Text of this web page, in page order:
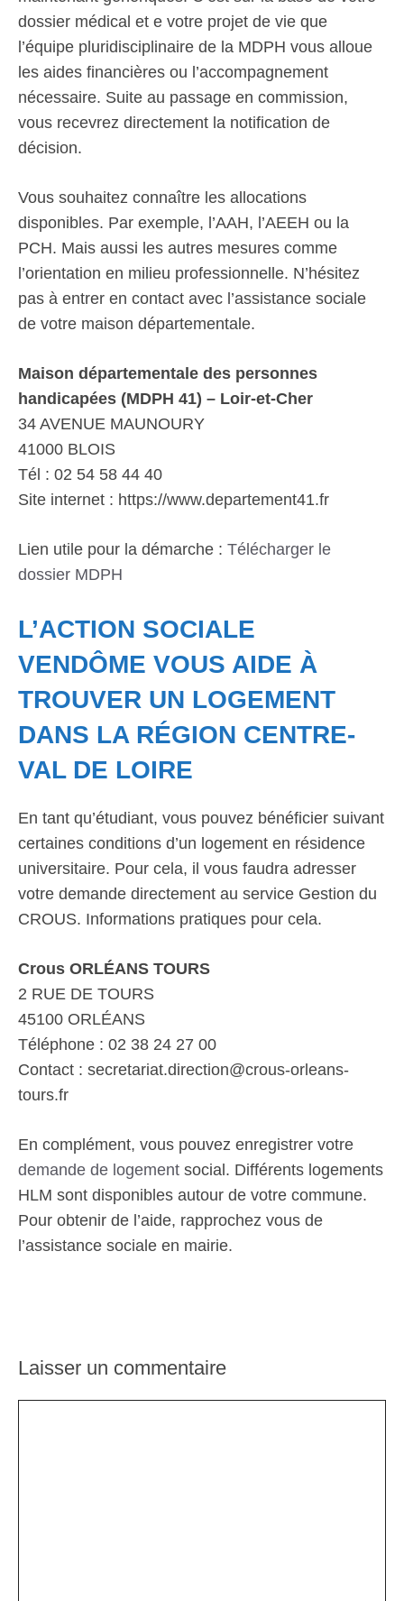
dossier médical et e votre projet de vie que
l’équipe pluridisciplinaire de la MDPH vous alloue
les aides financières ou l’accompagnement
nécessaire. Suite au passage en commission,
vous recevrez directement la notification de
décision.
Vous souhaitez connaître les allocations
disponibles. Par exemple, l’AAH, l’AEEH ou la
PCH. Mais aussi les autres mesures comme
l’orientation en milieu professionnelle. N’hésitez
pas à entrer en contact avec l’assistance sociale
de votre maison départementale.
Maison départementale des personnes
handicapées (MDPH 41) – Loir-et-Cher
34 AVENUE MAUNOURY
41000 BLOIS
Tél : 02 54 58 44 40
Site internet : https://www.departement41.fr
Lien utile pour la démarche : Télécharger le
dossier MDPH
L’ACTION SOCIALE
VENDÔME VOUS AIDE À
TROUVER UN LOGEMENT
DANS LA RÉGION CENTRE-
VAL DE LOIRE
En tant qu’étudiant, vous pouvez bénéficier suivant
certaines conditions d’un logement en résidence
universitaire. Pour cela, il vous faudra adresser
votre demande directement au service Gestion du
CROUS. Informations pratiques pour cela.
Crous ORLÉANS TOURS
2 RUE DE TOURS
45100 ORLÉANS
Téléphone : 02 38 24 27 00
Contact : secretariat.direction@crous-orleans-
tours.fr
En complément, vous pouvez enregistrer votre
demande de logement social. Différents logements
HLM sont disponibles autour de votre commune.
Pour obtenir de l’aide, rapprochez vous de
l’assistance sociale en mairie.
Laisser un commentaire